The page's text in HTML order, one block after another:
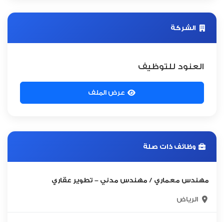
الشركة
العنود للتوظيف
عرض الملف
وظائف ذات صلة
مهندس معماري / مهندس مدني – تطوير عقاري
الرياض